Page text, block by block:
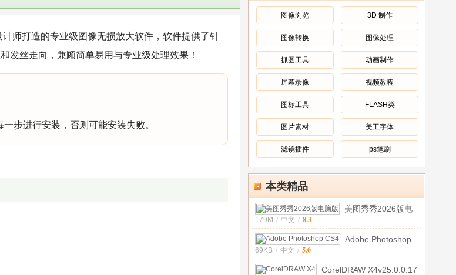
v2.2.0最新版
ebookjapan官方正版
Proteus Design
Suite 9.1免费版
专业版
/
2025
中
文
免
费
版
/
图像浏览 3D 制作
图像转换 图像处理
抓图工具 动画制作
屏幕录像 视频教程
图标工具 FLASH类
图片素材 美工字体
滤镜插件 ps笔刷
本类精品
美图秀秀2026版电
179M / 中文 / 8.3
Adobe Photoshop
69KB / 中文 / 5.0
CorelDRAW X4v25.0.0.17
师打造的专业级图像无损放大软件，软件提供了针
丝走向，兼顾简单易用与专业级处理效果！
步进行安装，否则可能安装失败。